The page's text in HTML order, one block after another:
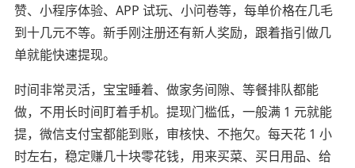
赞、小程序体验、APP 试玩、小问卷等，每单价格在几毛
到十几元不等。新手刚注册还有新人奖励，跟着指引做几
单就能快速提现。
时间非常灵活，宝宝睡着、做家务间隙、等餐排队都能
做，不用长时间盯着手机。提现门槛低，一般满 1 元就能
提，微信支付宝都能到账，审核快、不拖欠。每天花 1 小
时左右，稳定赚几十块零花钱，用来买菜、买日用品、给